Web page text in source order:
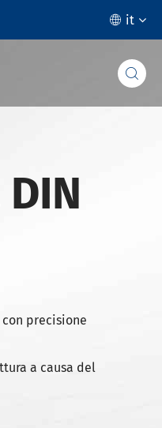
 it

precisione
a causa del